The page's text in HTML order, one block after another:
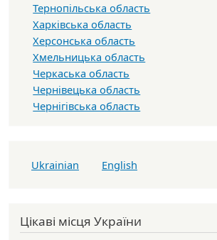
Тернопільська область
Харківська область
Херсонська область
Хмельницька область
Черкаська область
Чернівецька область
Чернігівська область
Ukrainian English
Цікаві місця України